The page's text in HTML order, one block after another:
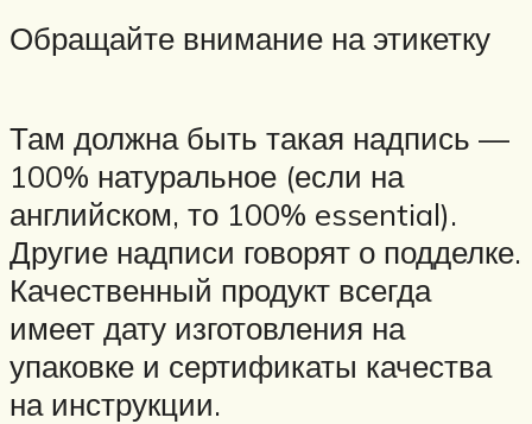
Обращайте внимание на этикетку
Там должна быть такая надпись —
100% натуральное (если на
английском, то 100% essential).
Другие надписи говорят о подделке.
Качественный продукт всегда
имеет дату изготовления на
упаковке и сертификаты качества
на инструкции.